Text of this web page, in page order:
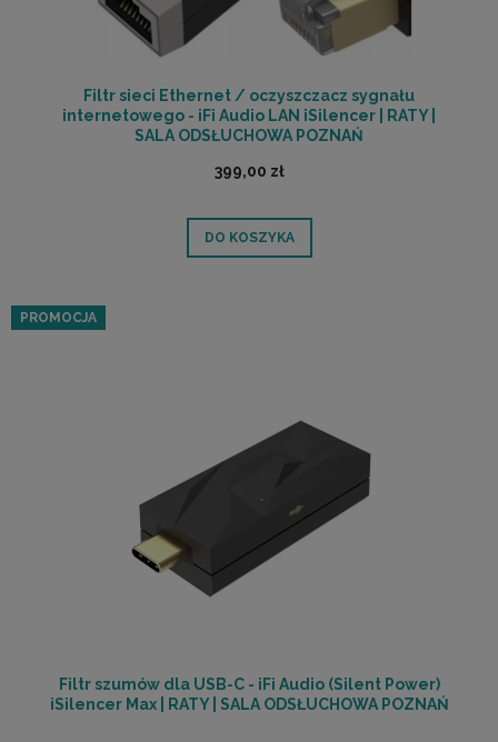
Filtr sieci Ethernet / oczyszczacz sygnału
internetowego - iFi Audio LAN iSilencer | RATY |
SALA ODSŁUCHOWA POZNAŃ
399,00 zł
DO KOSZYKA
Filtr szumów dla USB-C - iFi Audio (Silent Power)
iSilencer Max | RATY | SALA ODSŁUCHOWA POZNAŃ
PROMOCJA